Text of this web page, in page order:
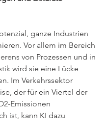
ganze Industrien
Vor allem im Bereich
von Prozessen und in
wird sie eine Lücke
Im Verkehrssektor
der für ein Viertel der
Emissionen
ist, kann KI dazu